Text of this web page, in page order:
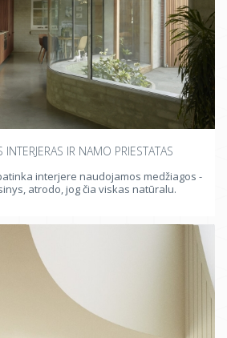
INTERJERAS IR NAMO PRIESTATAS
interjere naudojamos medžiagos -
atrodo, jog čia viskas natūralu.